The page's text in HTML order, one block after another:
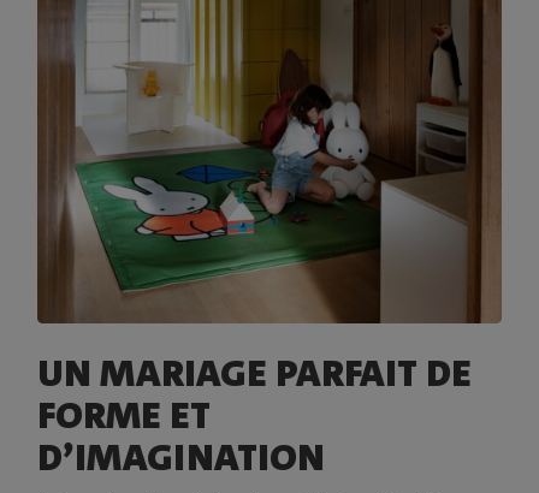
UN MARIAGE PARFAIT DE
FORME ET
D’IMAGINATION